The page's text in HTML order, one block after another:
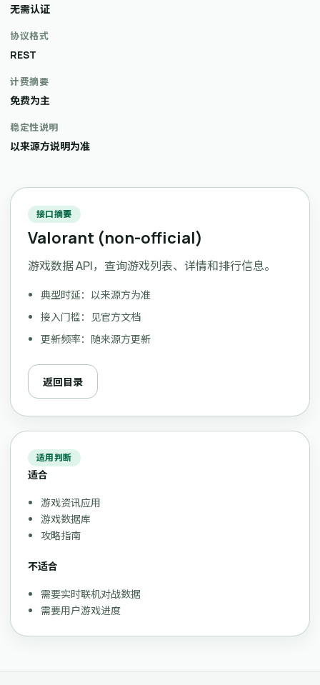
无需认证
协议格式
REST
计费摘要
免费为主
稳定性说明
以来源方说明为准
接口摘要
Valorant (non-official)
游戏数据 API，查询游戏列表、详情和排行信息。
典型时延：以来源方为准
接入门槛：见官方文档
更新频率：随来源方更新
返回目录
适用判断
适合
游戏资讯应用
游戏数据库
攻略指南
不适合
需要实时联机对战数据
需要用户游戏进度